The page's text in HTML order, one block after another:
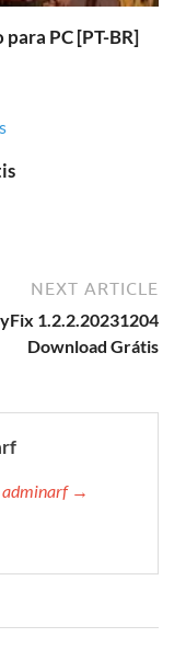
PC [PT-BR]
NEXT ARTICLE
1.2.2.20231204
Download Grátis
adminarf →